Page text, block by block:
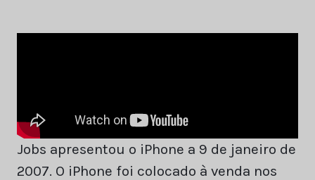
Jobs apresentou o iPhone a 9 de janeiro de
2007. O iPhone foi colocado à venda nos